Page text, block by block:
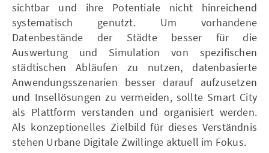
sichtbar und ihre Potentiale nicht hinreichend
systematisch genutzt. Um vorhandene
Datenbestände der Städte besser für die
Auswertung und Simulation von spezifischen
städtischen Abläufen zu nutzen, datenbasierte
Anwendungsszenarien besser darauf aufzusetzen
und Insellösungen zu vermeiden, sollte Smart City
als Plattform verstanden und organisiert werden.
Als konzeptionelles Zielbild für dieses Verständnis
stehen Urbane Digitale Zwillinge aktuell im Fokus.